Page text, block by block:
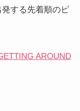
する先着順のピ
AROUND